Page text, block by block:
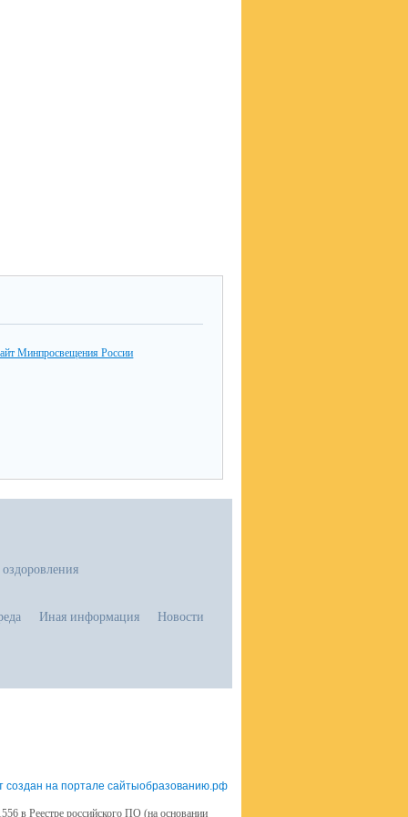
Минпросвещения России
Иная информация Новости
создан на портале сайтыобразованию.рф
в Реестре российского ПО (на основании